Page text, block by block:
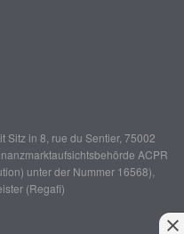
Sitz in 8, rue du Sentier, 75002
ACPR
unter der Nummer 16568),
(Regafi)